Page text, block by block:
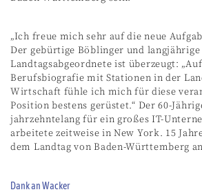
„Ich freue mich sehr auf die neue
Der gebürtige Böblinger und langjährige
Landtagsabgeordnete ist überzeugt:
Berufsbiografie mit Stationen in der
Wirtschaft fühle ich mich für diese
Position bestens gerüstet.“ Der 60-
jahrzehntelang für ein großes IT-
arbeitete zeitweise in New York. 15
dem Landtag von Baden-Württemberg
Dank an Wacker